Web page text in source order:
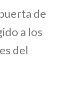
de
a los
del